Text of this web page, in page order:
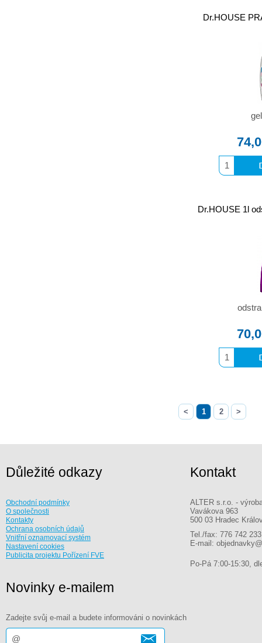
Dr.HOUSE
Dr.HOUSE 1l
< 1 2 >
Důležité odkazy
Obchodní podmínky
O společnosti
Kontakty
Ochrana osobních údajů
Vnitřní oznamovací systém
Nastavení cookies
Publicita projektu Pořízení FVE
Kontakt
ALTER s.r.o. -
Vavákova 963
500 03 Hradec
Tel./fax: 776 742 233
E-mail:
Po-Pá 7:00-15:30,
Novinky e-mailem
Zadejte svůj e-mail a budete informováni o novinkách